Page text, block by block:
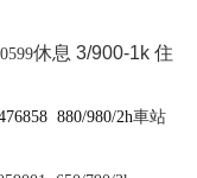
休息 3/900-1k 住
880/980/2h車站